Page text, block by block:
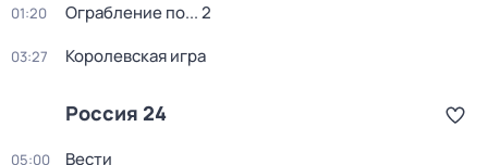
01:20 Ограбление по... 2
03:27 Королевская игра
Россия 24
05:00 Вести